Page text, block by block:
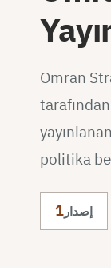
Omran
politika
1إصدار